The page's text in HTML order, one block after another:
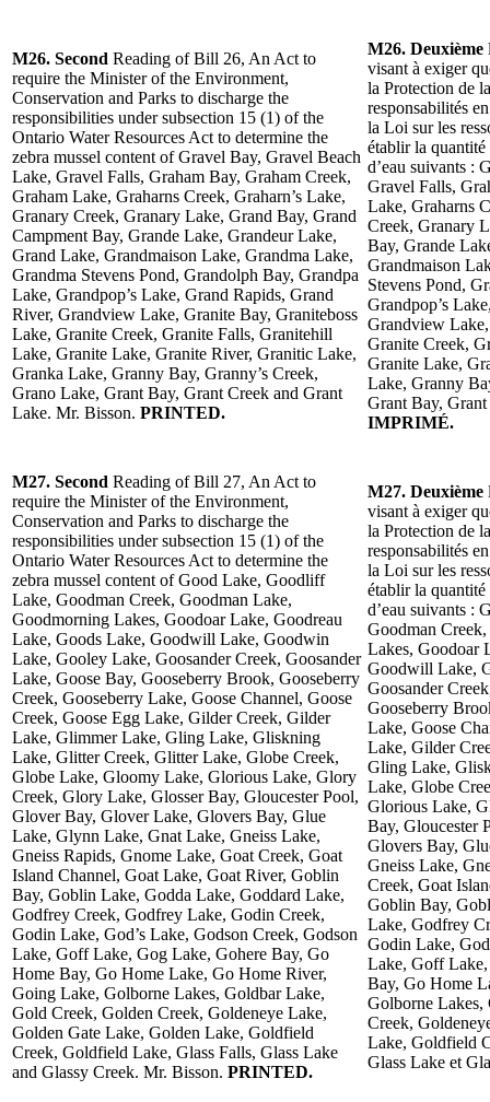
M26. Second Reading of Bill 26, An Act to
require the Minister of the Environment,
Conservation and Parks to discharge the
responsibilities under subsection 15 (1) of the
Ontario Water Resources Act to determine the
zebra mussel content of Gravel Bay, Gravel Beach
Lake, Gravel Falls, Graham Bay, Graham Creek,
Graham Lake, Graharns Creek, Graharn’s Lake,
Granary Creek, Granary Lake, Grand Bay, Grand
Campment Bay, Grande Lake, Grandeur Lake,
Grand Lake, Grandmaison Lake, Grandma Lake,
Grandma Stevens Pond, Grandolph Bay, Grandpa
Lake, Grandpop’s Lake, Grand Rapids, Grand
River, Grandview Lake, Granite Bay, Graniteboss
Lake, Granite Creek, Granite Falls, Granitehill
Lake, Granite Lake, Granite River, Granitic Lake,
Granka Lake, Granny Bay, Granny’s Creek,
Grano Lake, Grant Bay, Grant Creek and Grant
Lake. Mr. Bisson. PRINTED.
M26. Deuxième
visant à exiger
la Protection de
responsabilités
la Loi sur les
établir la quantité
d’eau suivants :
Gravel Falls,
Lake, Graharns
Creek, Granary
Bay, Grande
Grandmaison
Stevens Pond,
Grandpop’s
Grandview
Granite Creek,
Granite Lake,
Lake, Granny
Grant Bay,
IMPRIMÉ.
M27. Second Reading of Bill 27, An Act to
require the Minister of the Environment,
Conservation and Parks to discharge the
responsibilities under subsection 15 (1) of the
Ontario Water Resources Act to determine the
zebra mussel content of Good Lake, Goodliff
Lake, Goodman Creek, Goodman Lake,
Goodmorning Lakes, Goodoar Lake, Goodreau
Lake, Goods Lake, Goodwill Lake, Goodwin
Lake, Gooley Lake, Goosander Creek, Goosander
Lake, Goose Bay, Gooseberry Brook, Gooseberry
Creek, Gooseberry Lake, Goose Channel, Goose
Creek, Goose Egg Lake, Gilder Creek, Gilder
Lake, Glimmer Lake, Gling Lake, Gliskning
Lake, Glitter Creek, Glitter Lake, Globe Creek,
Globe Lake, Gloomy Lake, Glorious Lake, Glory
Creek, Glory Lake, Glosser Bay, Gloucester Pool,
Glover Bay, Glover Lake, Glovers Bay, Glue
Lake, Glynn Lake, Gnat Lake, Gneiss Lake,
Gneiss Rapids, Gnome Lake, Goat Creek, Goat
Island Channel, Goat Lake, Goat River, Goblin
Bay, Goblin Lake, Godda Lake, Goddard Lake,
Godfrey Creek, Godfrey Lake, Godin Creek,
Godin Lake, God’s Lake, Godson Creek, Godson
Lake, Goff Lake, Gog Lake, Gohere Bay, Go
Home Bay, Go Home Lake, Go Home River,
Going Lake, Golborne Lakes, Goldbar Lake,
Gold Creek, Golden Creek, Goldeneye Lake,
Golden Gate Lake, Golden Lake, Goldfield
Creek, Goldfield Lake, Glass Falls, Glass Lake
and Glassy Creek. Mr. Bisson. PRINTED.
M27. Deuxième
visant à exiger
la Protection de
responsabilités
la Loi sur les
établir la quantité
d’eau suivants :
Goodman
Lakes, Goodoar
Goodwill Lake,
Goosander
Gooseberry
Lake, Goose
Lake, Gilder
Gling Lake,
Lake, Globe
Glorious Lake,
Bay, Gloucester
Glovers Bay,
Gneiss Lake,
Creek, Goat
Goblin Bay,
Lake, Godfrey
Godin Lake,
Lake, Goff
Bay, Go Home
Golborne Lakes,
Creek,
Lake, Goldfield
Glass Lake et